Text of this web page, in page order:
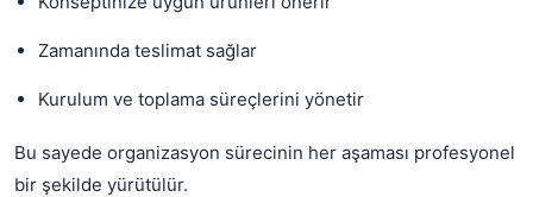
Zamanında teslimat sağlar
Kurulum ve toplama süreçlerini yönetir
Bu sayede organizasyon sürecinin her aşaması profesyonel
bir şekilde yürütülür.